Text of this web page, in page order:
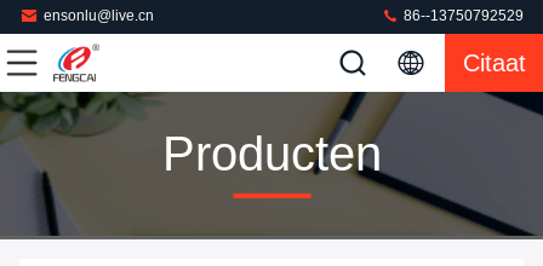
ensonlu@live.cn 86--13750792529
Citaat
Producten